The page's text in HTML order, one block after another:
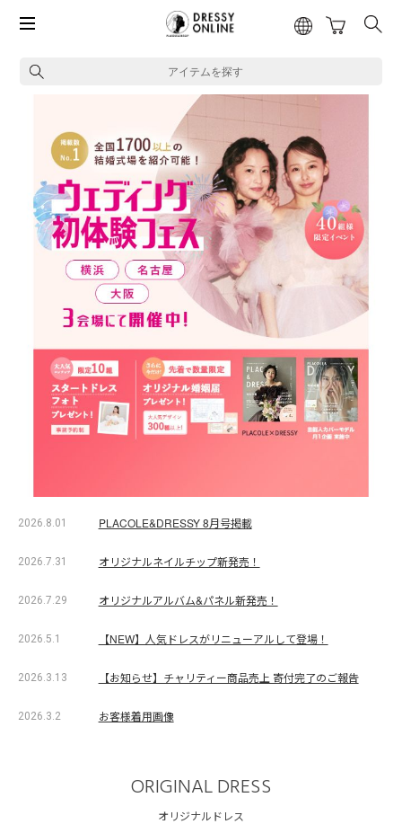
アイテムを探す
2026.8.01 PLACOLE&DRESSY 8月号掲載
2026.7.31 オリジナルネイルチップ新発売！
2026.7.29 オリジナルアルバム&パネル新発売！
2026.5.1 【NEW】人気ドレスがリニューアルして登場！
2026.3.13 【お知らせ】チャリティー商品売上 寄付完了のご報告
2026.3.2 お客様着用画像
ORIGINAL DRESS
オリジナルドレス